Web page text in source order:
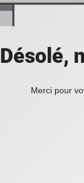
Désolé,
Merci pour